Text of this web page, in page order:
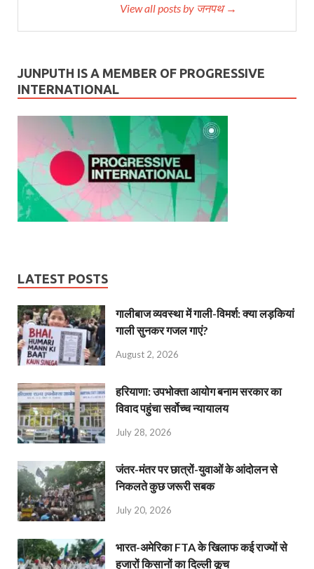
View all posts by जनपथ →
JUNPUTH IS A MEMBER OF PROGRESSIVE
INTERNATIONAL
LATEST POSTS
गालीबाज व्‍यवस्‍था में गाली-विमर्श: क्या लड़कियां
गाली सुनकर गजल गाएं?
August 2, 2026
हरियाणा: उपभोक्ता आयोग बनाम सरकार का
विवाद पहुंचा सर्वोच्च न्यायालय
July 28, 2026
जंतर-मंतर पर छात्रों-युवाओं के आंदोलन से
निकलते कुछ जरूरी सबक
July 20, 2026
भारत-अमेरिका FTA के खिलाफ कई राज्यों से
हजारों किसानों का दिल्ली कूच